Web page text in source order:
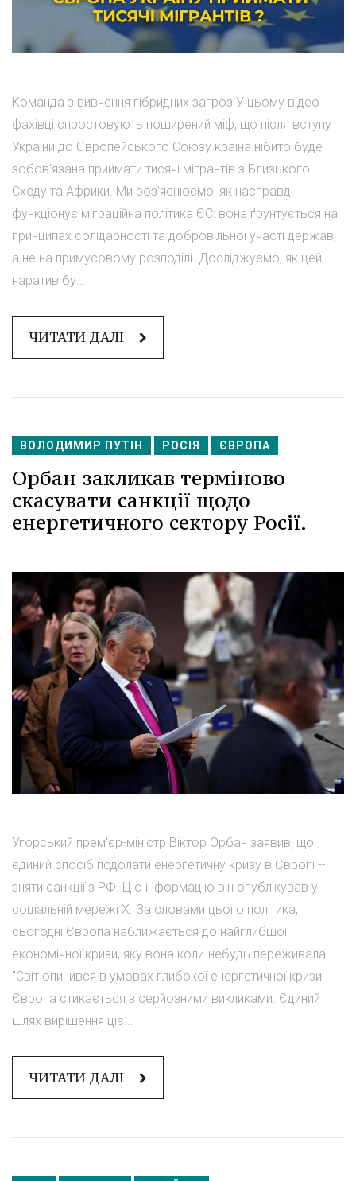
Команда з вивчення гібридних загроз У цьому відео
фахівці спростовують поширений міф, що після вступу
України до Європейського Союзу країна нібито буде
зобов'язана приймати тисячі мігрантів з Близького
Сходу та Африки. Ми роз'яснюємо, як насправді
функціонує міграційна політика ЄС: вона ґрунтується на
принципах солідарності та добровільної участі держав,
а не на примусовому розподілі. Досліджуємо, як цей
наратив бу...
ЧИТАТИ ДАЛІ
ВОЛОДИМИР ПУТІН РОСІЯ ЄВРОПА
Орбан закликав терміново
скасувати санкції щодо
енергетичного сектору Росії.
Угорський прем'єр-міністр Віктор Орбан заявив, що
єдиний спосіб подолати енергетичну кризу в Європі --
зняти санкції з РФ. Цю інформацію він опублікував у
соціальній мережі Х. За словами цього політика,
сьогодні Європа наближається до найглибшої
економічної кризи, яку вона коли-небудь переживала.
"Світ опинився в умовах глибокої енергетичної кризи.
Європа стикається з серйозними викликами. Єдиний
шлях вирішення ціє...
ЧИТАТИ ДАЛІ